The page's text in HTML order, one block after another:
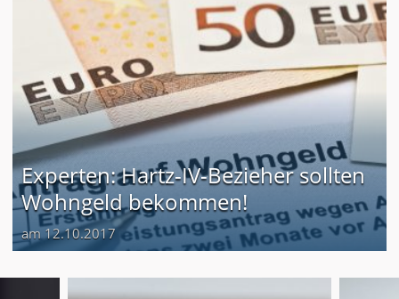
Experten: Hartz-IV-Bezieher sollten
Wohngeld bekommen!
am 12.10.2017